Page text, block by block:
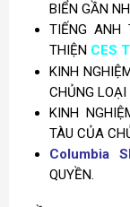
BIỂN GẦN
TIẾNG ANH
THIỆN CES
KINH
CHỦNG
KINH
TÀU CỦA
Columbia
QUYỀN.